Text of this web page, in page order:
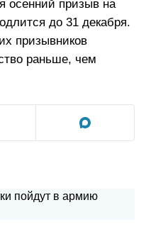
осенний призыв на
до 31 декабря.
призывников
раньше, чем